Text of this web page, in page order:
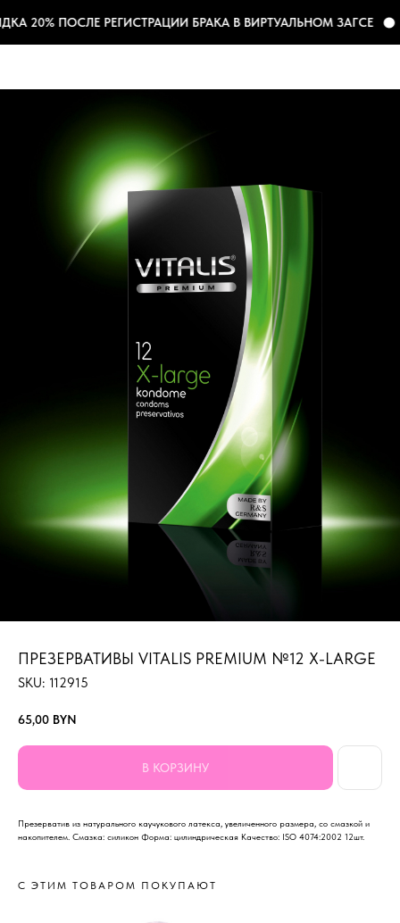
20% ПОСЛЕ РЕГИСТРАЦИИ БРАКА В ВИРТУАЛЬНОМ ЗАГСЕ
ПРЕЗЕРВАТИВЫ VITALIS PREMIUM №12 X-LARGE
SKU: 112915
65,00 BYN
В КОРЗИНУ
Презерватив из натурального каучукового латекса, увеличенного размера, со смазкой и
накопителем. Смазка: силикон Форма: цилиндрическая Качество: ISO 4074:2002 12шт.
С ЭТИМ ТОВАРОМ ПОКУПАЮТ